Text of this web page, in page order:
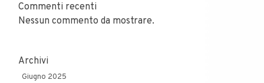
Commenti recenti
Nessun commento da mostrare.
Archivi
Giugno 2025